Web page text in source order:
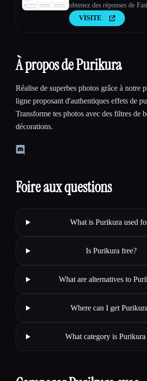
obtenez des réponses de
VISITE
À propos de Purikura
Réalise de superbes photos grâce à notre
ligne proposant d'authentiques effets de
Transforme tes photos avec des filtres de
décorations.
Foire aux questions
What is Purikura used
Is Purikura free?
What are alternatives to
Where can I get
What category is Purikura